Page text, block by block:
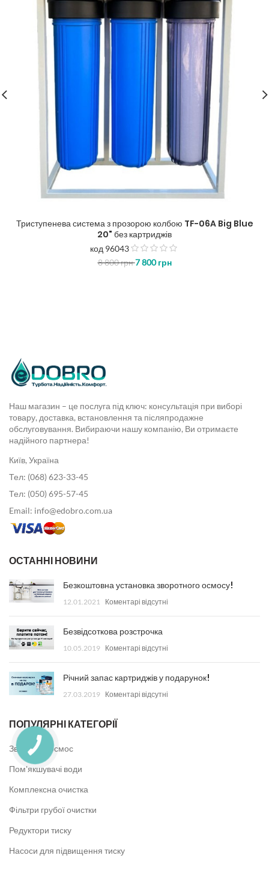
Триступенева система з прозорою колбою TF-06A Big Blue
20" без картриджів
код 96043
8 800грн7 800грн
Наш магазин – це послуга під ключ: консультація при виборі
товару, доставка, встановлення та післяпродажне
обслуговування. Вибираючи нашу компанію, Ви отримаєте
надійного партнера!
Київ, Україна
Тел: (068) 623-33-45
Тел: (050) 695-57-45
Email: info@edobro.com.ua
ОСТАННІ НОВИНИ
Безкоштовна установка зворотного осмосу!
12.01.2021 Коментарі відсутні
Безвідсоткова розстрочка
10.05.2019 Коментарі відсутні
Річний запас картриджів у подарунок!
27.03.2019 Коментарі відсутні
ПОПУЛЯРНІ КАТЕГОРІЇ
Зворотній осмос
Пом'якшувачі води
Комплексна очистка
Фільтри грубої очистки
Редуктори тиску
Насоси для підвищення тиску